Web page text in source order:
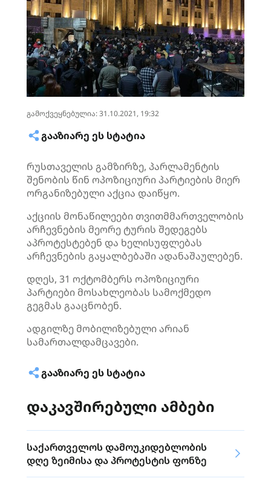
გამოქვეყნებულია: 31.10.2021, 19:32
ᲒᲐᲐᲖᲘᲐᲠᲔ ᲔᲡ ᲡᲢᲐᲢᲘᲐ
რუსთაველის გამზირზე, პარლამენტის
შენობის წინ ოპოზიციური პარტიების მიერ
ორგანიზებული აქცია დაიწყო.
აქციის მონაწილეები თვითმმართველობის
არჩევნების მეორე ტურის შედეგებს
აპროტესტებენ და ხელისუფლებას
არჩევნების გაყალბებაში ადანაშაულებენ.
დღეს, 31 ოქტომბერს ოპოზიციური
პარტიები მოსახლეობას სამოქმედო
გეგმას გააცნობენ.
ადგილზე მობილიზებული არიან
სამართალდამცავები.
ᲒᲐᲐᲖᲘᲐᲠᲔ ᲔᲡ ᲡᲢᲐᲢᲘᲐ
დაკავშირებული ამბები
საქართველოს დამოუკიდებლობის
დღე ზეიმისა და პროტესტის ფონზე